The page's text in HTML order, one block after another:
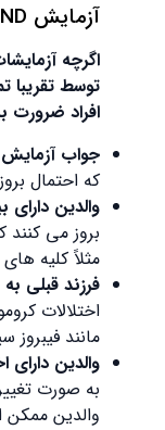
آزمایش PND برای چه کسانی ضروری است؟
اگرچه آزمایشات
توسط تقریبا تمام
افراد ضرورت
جواب آزمایشPND
که احتمال بروز
والدین دارای
بروز می ‌کنند که یکی
مثلاً کلیه‌ های پلی
فرزند قبلی به
اختلالات
مانند فیبروز
والدین دارای
به صورت تغییرات در
والدین ممکن است